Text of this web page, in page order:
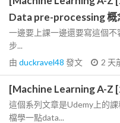
Data pre-processing 概
一邊要上課一邊還要寫這個
步...
由 duckravel48 發文 2 天
[Machine Learning A-Z
這個系列文章是Udemy上的
檔學一點data...